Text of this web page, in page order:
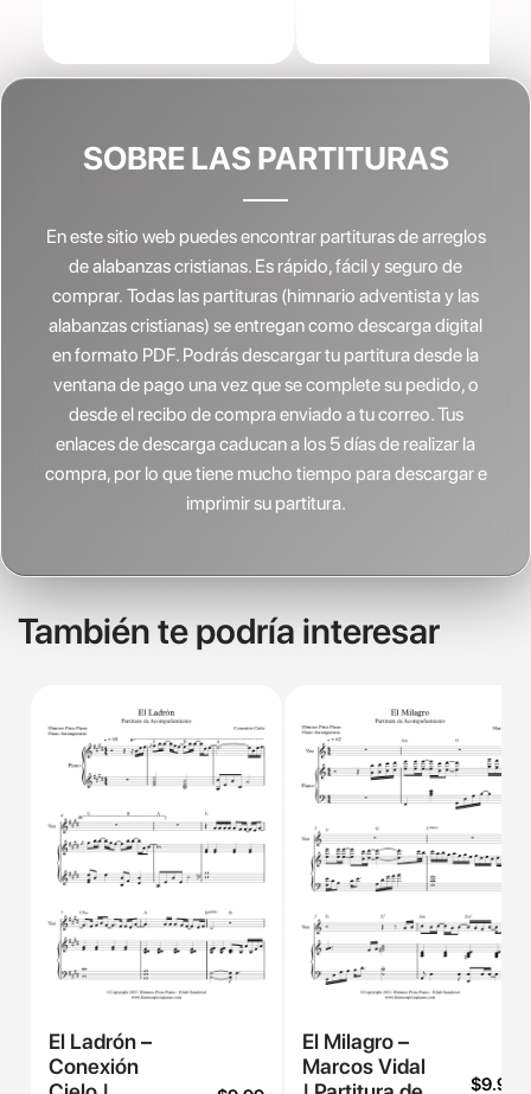
SOBRE LAS PARTITURAS
En este sitio web puedes encontrar partituras de arreglos
de alabanzas cristianas. Es rápido, fácil y seguro de
comprar. Todas las partituras (himnario adventista y las
alabanzas cristianas) se entregan como descarga digital
en formato PDF. Podrás descargar tu partitura desde la
ventana de pago una vez que se complete su pedido, o
desde el recibo de compra enviado a tu correo. Tus
enlaces de descarga caducan a los 5 días de realizar la
compra, por lo que tiene mucho tiempo para descargar e
imprimir su partitura.
También te podría interesar
El Ladrón –
Conexión
El Milagro –
Marcos Vidal
$9.99